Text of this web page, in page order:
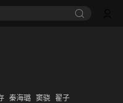
秦海璐 窦骁 翟子